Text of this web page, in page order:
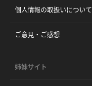
個人情報の取扱いについて
ご意見・ご感想
姉妹サイト